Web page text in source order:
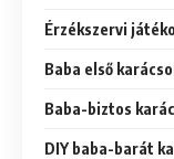
Érzékszervi
Baba első
Baba-biztos
DIY baba-barát